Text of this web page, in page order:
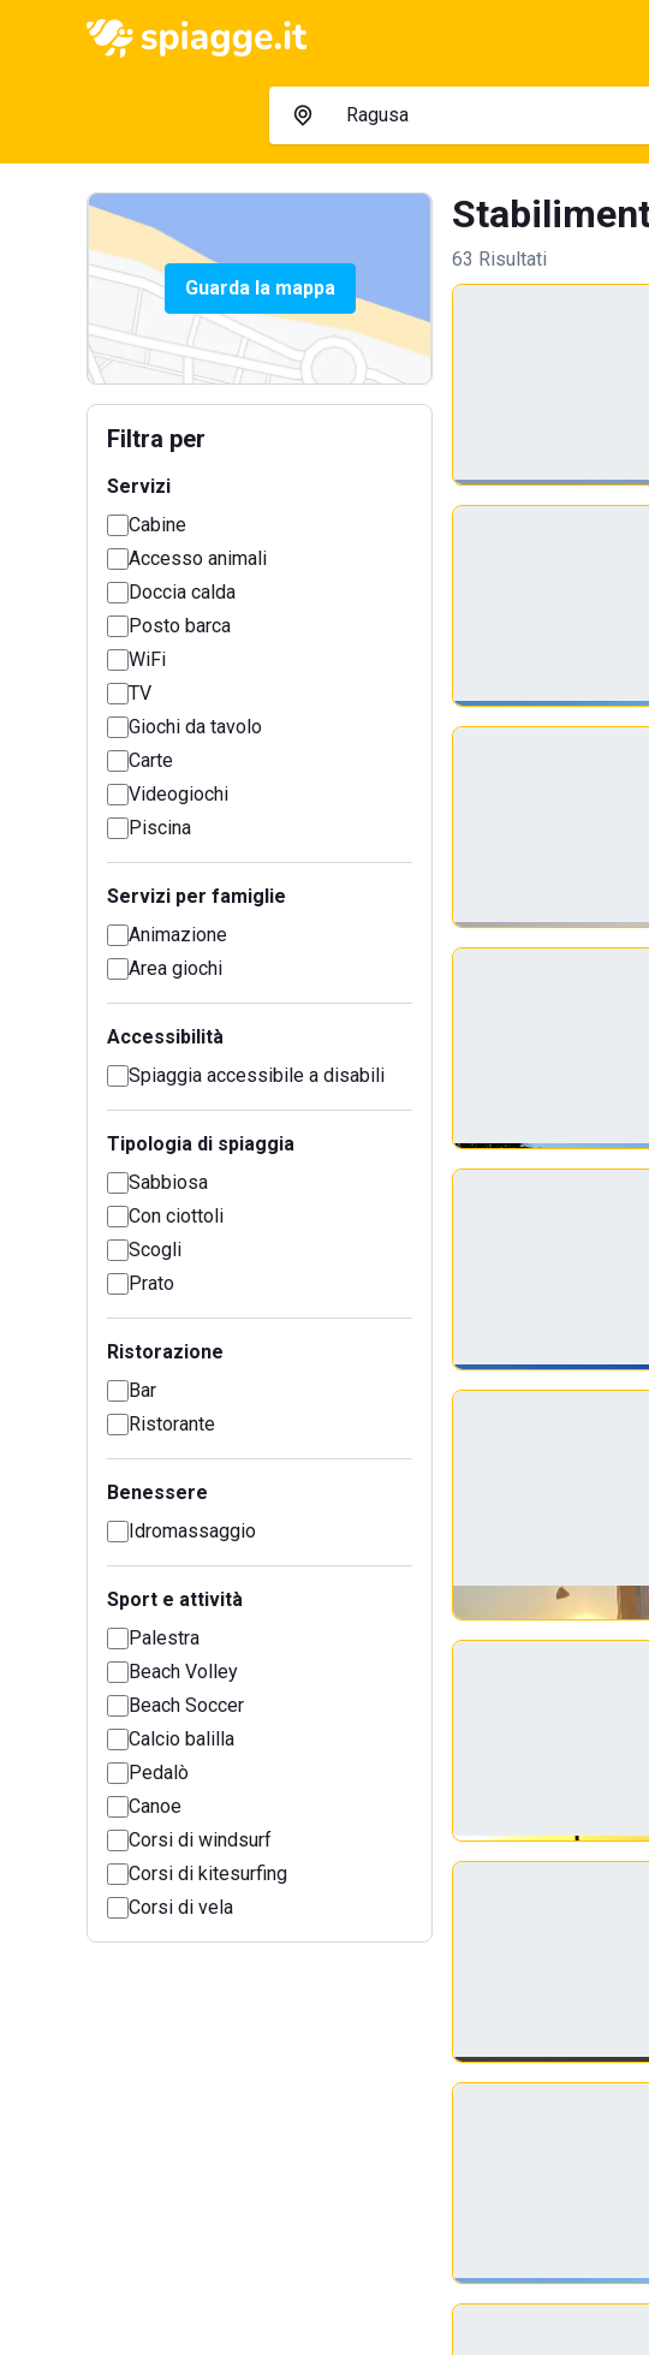
Guarda la mappa
Filtra per
Servizi
Cabine
Accesso animali
Doccia calda
Posto barca
WiFi
TV
Giochi da tavolo
Carte
Videogiochi
Piscina
Servizi per famiglie
Animazione
Area giochi
Accessibilità
Spiaggia accessibile a disabili
Tipologia di spiaggia
Sabbiosa
Con ciottoli
Scogli
Prato
Ristorazione
Bar
Ristorante
Benessere
Idromassaggio
Sport e attività
Palestra
Beach Volley
Beach Soccer
Calcio balilla
Pedalò
Canoe
Corsi di windsurf
Corsi di kitesurfing
Corsi di vela
63 Risultati